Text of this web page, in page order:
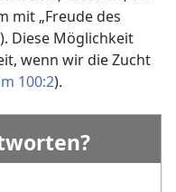
mit „Freude des
). Diese Möglichkeit
wenn wir die Zucht
100:2).